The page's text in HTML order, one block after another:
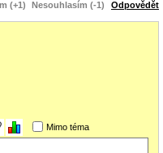
(+1) Nesouhlasím (-1) Odpovědět
Mimo téma